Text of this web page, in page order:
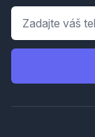
Telefón